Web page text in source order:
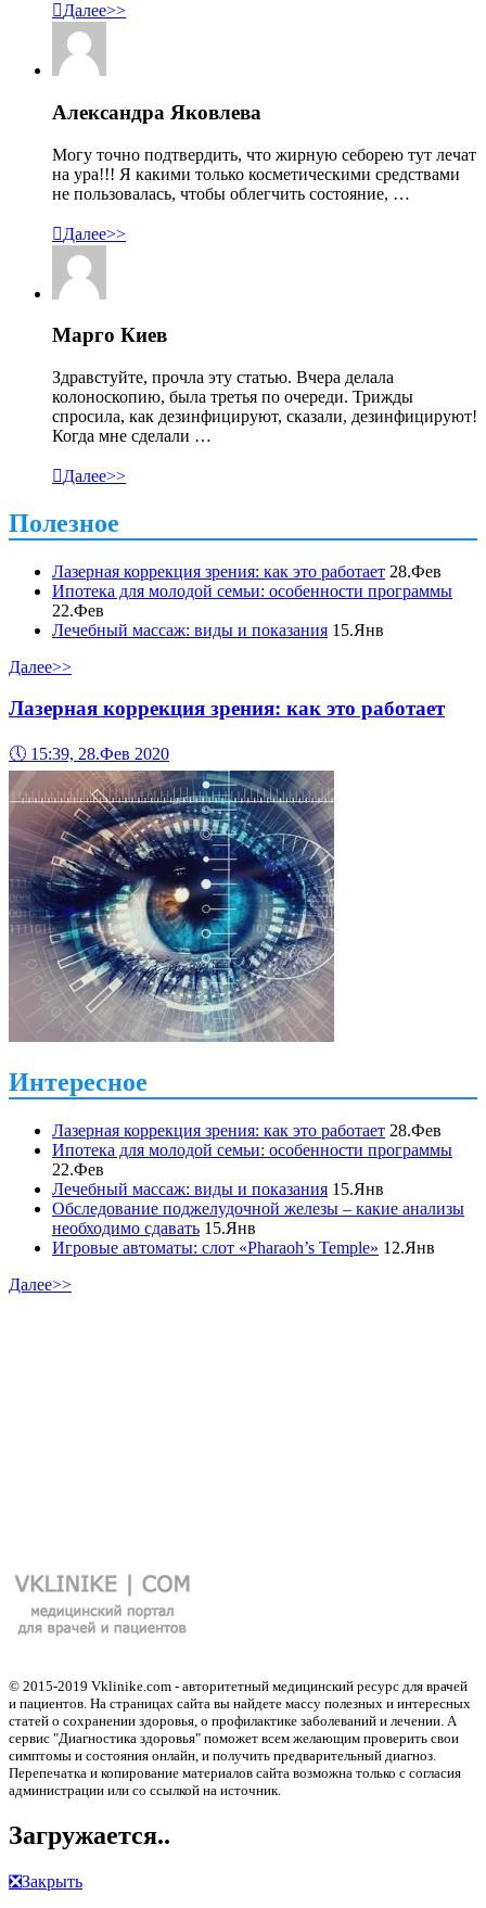
Далее>>
Александра Яковлева
Могу точно подтвердить, что жирную себорею тут лечат
на ура!!! Я какими только косметическими средствами
не пользовалась, чтобы облегчить состояние, …
Далее>>
Марго Киев
Здравстуйте, прочла эту статью. Вчера делала
колоноскопию, была третья по очереди. Трижды
спросила, как дезинфицируют, сказали, дезинфицируют!
Когда мне сделали …
Далее>>
Полезное
Лазерная коррекция зрения: как это работает 28.Фев
Ипотека для молодой семьи: особенности программы
22.Фев
Лечебный массаж: виды и показания 15.Янв
Далее>>
Лазерная коррекция зрения: как это работает
🕔 15:39, 28.Фев 2020
Интересное
Лазерная коррекция зрения: как это работает 28.Фев
Ипотека для молодой семьи: особенности программы
22.Фев
Лечебный массаж: виды и показания 15.Янв
Обследование поджелудочной железы – какие анализы
необходимо сдавать 15.Янв
Игровые автоматы: слот «Pharaoh’s Temple» 12.Янв
Далее>>
© 2015-2019 Vklinike.com - авторитетный медицинский ресурс для врачей
и пациентов. На страницах сайта вы найдете массу полезных и интересных
статей о сохранении здоровья, о профилактике заболеваний и лечении. А
сервис "Диагностика здоровья" поможет всем желающим проверить свои
симптомы и состояния онлайн, и получить предварительный диагноз.
Перепечатка и копирование материалов сайта возможна только с согласия
администрации или со ссылкой на источник.
Загружается..
❎Закрыть